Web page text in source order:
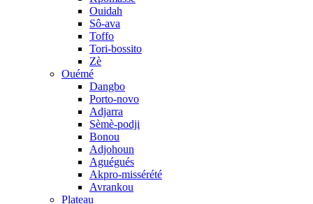
Ouidah
Sô-ava
Toffo
Tori-bossito
Zè
Ouémé
Dangbo
Porto-novo
Adjarra
Sèmè-podji
Bonou
Adjohoun
Aguégués
Akpro-missérété
Avrankou
Plateau